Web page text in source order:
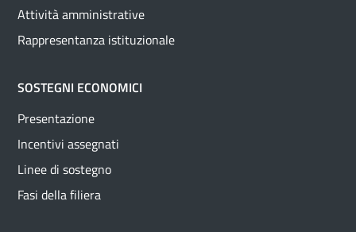
Attività amministrative
Rappresentanza istituzionale
SOSTEGNI ECONOMICI
Presentazione
Incentivi assegnati
Linee di sostegno
Fasi della filiera